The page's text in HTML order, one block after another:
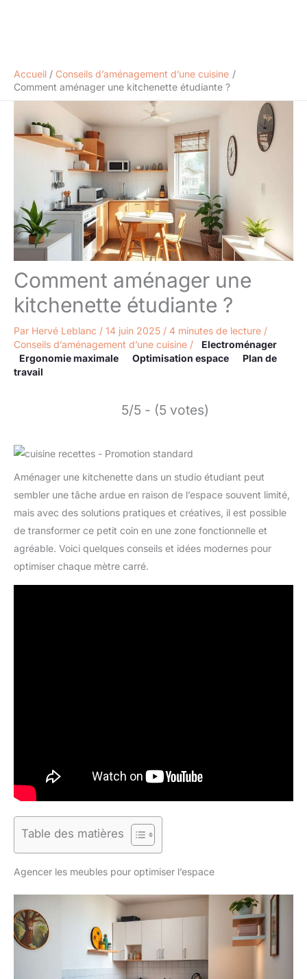
Accueil
Conseils d’aménagement d’une cuisine
Comment aménager une kitchenette étudiante ?
Comment aménager une
kitchenette étudiante ?
Par Hervé Leblanc / 14 juin 2025 / 4 minutes de lecture /
Conseils d’aménagement d’une cuisine /
Electroménager
Ergonomie maximale
Optimisation espace
Plan de
travail
5/5 - (5 votes)
Aménager une kitchenette dans un studio étudiant peut
sembler une tâche ardue en raison de l’espace souvent limité,
mais avec des solutions pratiques et créatives, il est possible
de transformer ce petit coin en une zone fonctionnelle et
agréable. Voici quelques conseils et idées modernes pour
optimiser chaque mètre carré.
Table des matières
Agencer les meubles pour optimiser l’espace